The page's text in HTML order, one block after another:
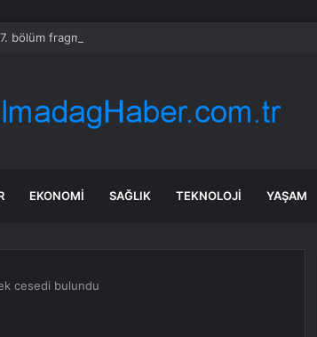
bölüm fragmanı yayınlandı mı?
EKONOMI SAĞLIK TEKNOLOJI YAŞAM
cesedi bulundu